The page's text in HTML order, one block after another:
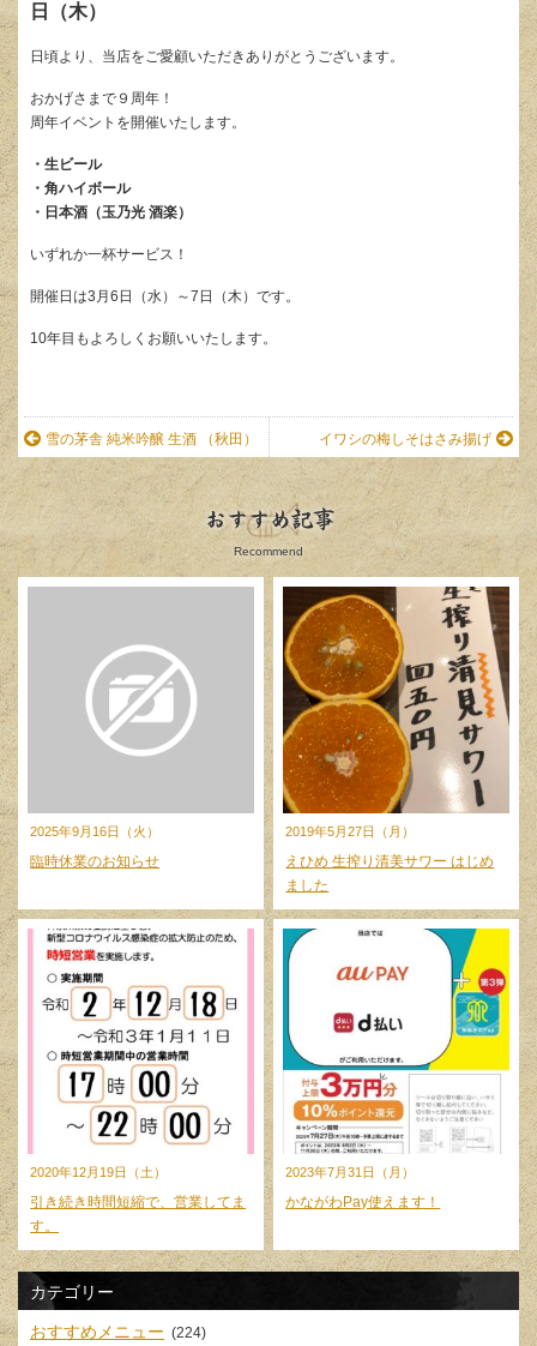
日（木）
日頃より、当店をご愛顧いただきありがとうございます。
おかげさまで９周年！
周年イベントを開催いたします。
・生ビール
・角ハイボール
・日本酒（玉乃光 酒楽）
いずれか一杯サービス！
開催日は3月6日（水）～7日（木）です。
10年目もよろしくお願いいたします。
雪の茅舎 純米吟醸 生酒 （秋田） イワシの梅しそはさみ揚げ
おすすめ記事
Recommend
2025年9月16日（火）
臨時休業のお知らせ
2019年5月27日（月）
えひめ 生搾り清美サワー はじめ
ました
2020年12月19日（土）
引き続き時間短縮で、営業してま
す。
2023年7月31日（月）
かながわPay使えます！
カテゴリー
おすすめメニュー (224)